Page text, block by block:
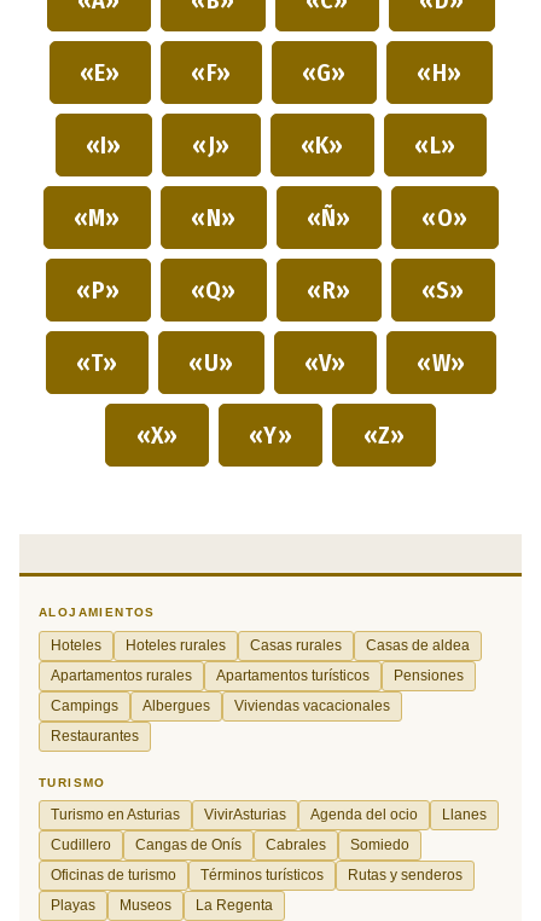
«E» «F» «G» «H»
«I» «J» «K» «L»
«M» «N» «Ñ» «O»
«P» «Q» «R» «S»
«T» «U» «V» «W»
«X» «Y» «Z»